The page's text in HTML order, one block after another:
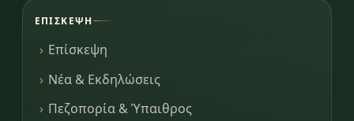
ΕΠΊΣΚΕΨΗ
Επίσκεψη
Νέα & Εκδηλώσεις
Πεζοπορία & Ύπαιθρος